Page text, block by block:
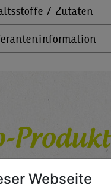
/ Zutaten
Webseite